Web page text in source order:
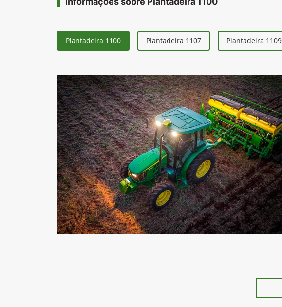
Plantadeira 1100 Plantadeira 1107 Plantadeira 1109